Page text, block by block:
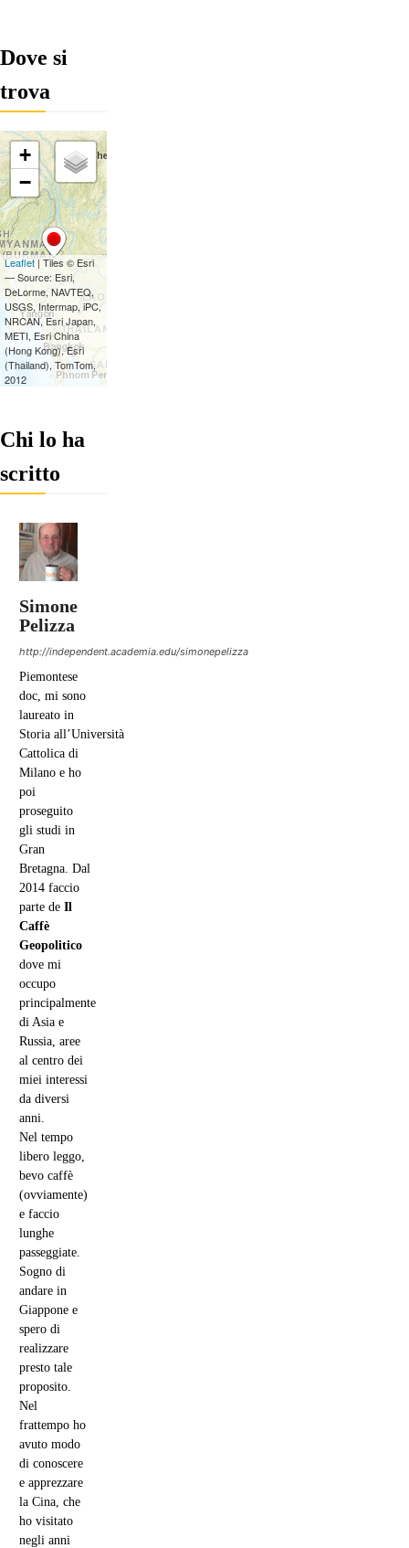
Dove si
trova
Chi lo ha
scritto
Simone
Pelizza
http://independent.academia.edu/simonepelizza
Piemontese
doc, mi sono
laureato in
Storia all’Università
Cattolica di
Milano e ho
poi
proseguito
gli studi in
Gran
Bretagna. Dal
2014 faccio
parte de Il
Caffè
Geopolitico
dove mi
occupo
principalmente
di Asia e
Russia, aree
al centro dei
miei interessi
da diversi
anni.
Nel tempo
libero leggo,
bevo caffè
(ovviamente)
e faccio
lunghe
passeggiate.
Sogno di
andare in
Giappone e
spero di
realizzare
presto tale
proposito.
Nel
frattempo ho
avuto modo
di conoscere
e apprezzare
la Cina, che
ho visitato
negli anni